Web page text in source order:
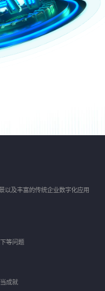
以及丰富的传统企业数字化应用
等问题
成就